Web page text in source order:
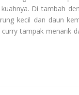
Di tambah
kecil dan daun
tampak menarik